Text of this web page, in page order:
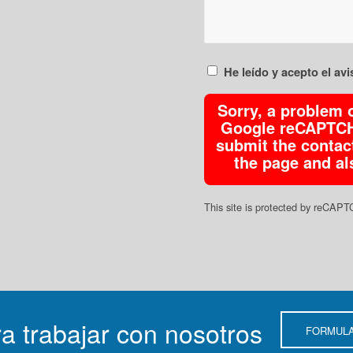
He leído y acepto el
Sorry, a problem
Google
submit the
the page and
This site is protected by
trabajar con nosotros